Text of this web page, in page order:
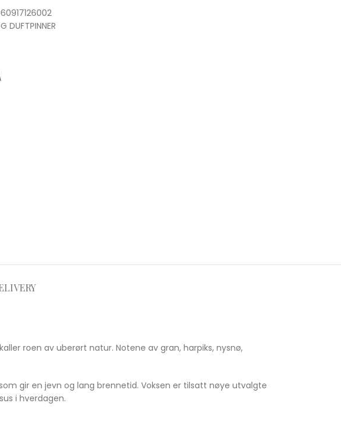
DUFTPINNER
roen av uberørt natur. Notene av gran, harpiks, nysnø,
gir en jevn og lang brennetid. Voksen er tilsatt nøye utvalgte
i hverdagen.